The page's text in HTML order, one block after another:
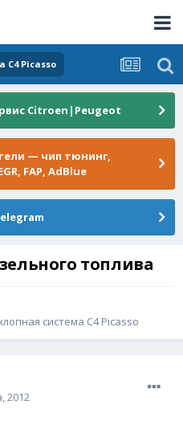
C4 Picasso
Citroen|Peugeot
— чип тюнинг,
FAP, AdBlue
топлива
система C4 Picasso
2012